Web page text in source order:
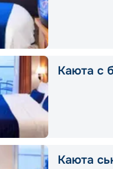
Каюта с
Каюта